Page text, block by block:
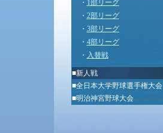
・ 1部リーグ
・ 2部リーグ
・ 3部リーグ
・ 4部リーグ
・ 入替戦
■新人戦
■全日本大学野球選手権大会
■明治神宮野球大会